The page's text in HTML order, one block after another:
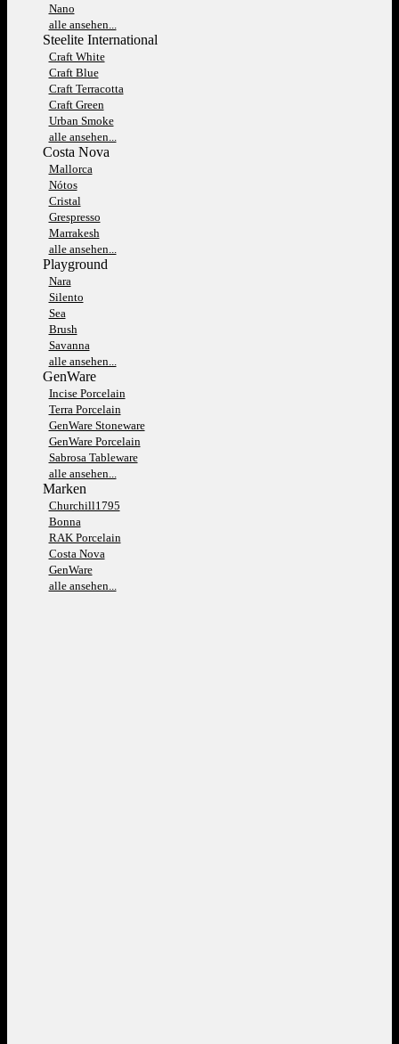
Nano
alle ansehen...
Steelite International
Craft White
Craft Blue
Craft Terracotta
Craft Green
Urban Smoke
alle ansehen...
Costa Nova
Mallorca
Nótos
Cristal
Grespresso
Marrakesh
alle ansehen...
Playground
Nara
Silento
Sea
Brush
Savanna
alle ansehen...
GenWare
Incise Porcelain
Terra Porcelain
GenWare Stoneware
GenWare Porcelain
Sabrosa Tableware
alle ansehen...
Marken
Churchill1795
Bonna
RAK Porcelain
Costa Nova
GenWare
alle ansehen...